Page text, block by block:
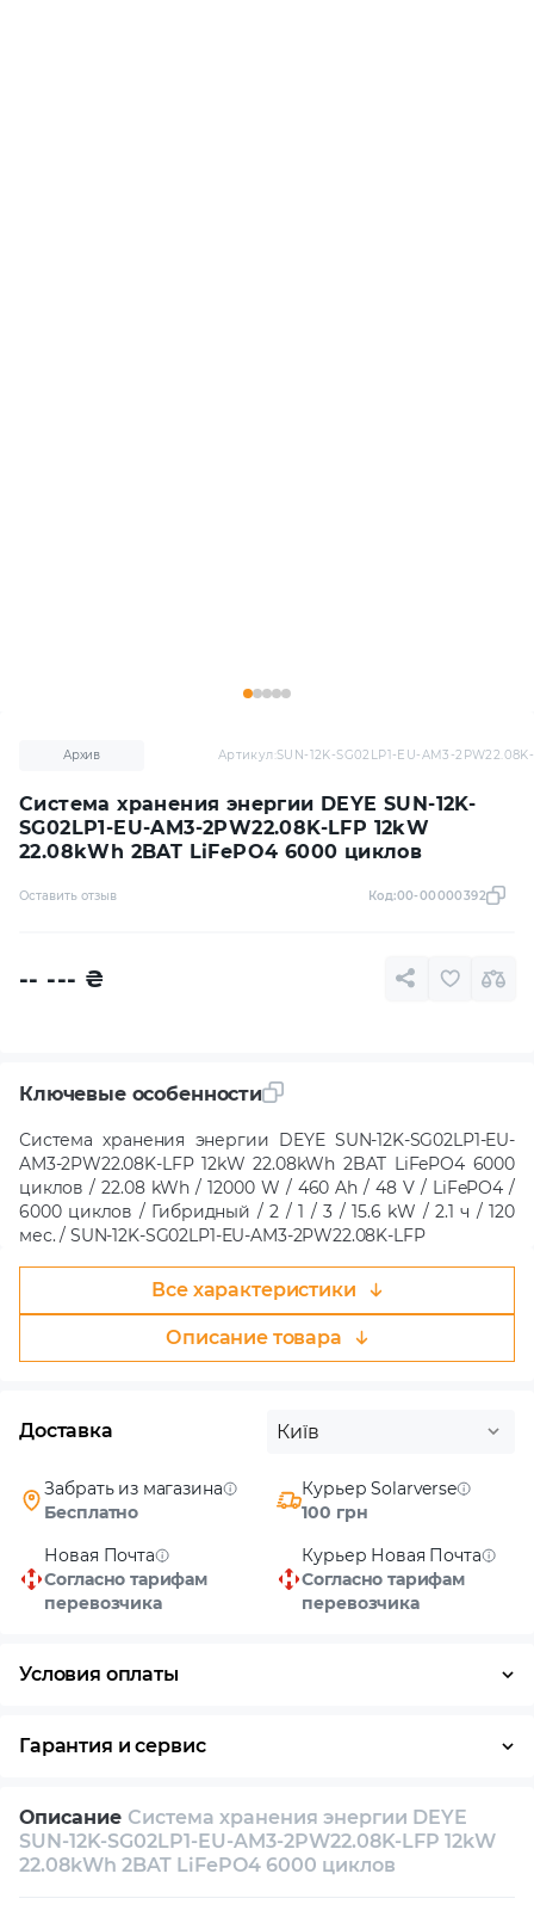
Система хранения энергии DEYE SUN-12K-
SG02LP1-EU-AM3-2PW22.08K-LFP 12kW
22.08kWh 2BAT LiFePO4 6000 циклов
Архив Артикул:SUN-12K-SG02LP1-EU-AM3-
Оставить отзыв Код:00-00000392
-- --- ₴
Ключевые особенности
Система хранения энергии DEYE SUN-12K-SG02LP1-EU-
AM3-2PW22.08K-LFP 12kW 22.08kWh 2BAT LiFePO4 6000
циклов / 22.08 kWh / 12000 W / 460 Ah / 48 V / LiFePO4 /
6000 циклов / Гибридный / 2 / 1 / 3 / 15.6 kW / 2.1 ч / 120
мес. / SUN-12K-SG02LP1-EU-AM3-2PW22.08K-LFP
Все характеристики
Описание товара
Доставка Київ
Забрать из магазина
Бесплатно
Курьер Solarverse
100 грн
Новая Почта
Согласно тарифам
перевозчика
Курьер Новая Почта
Согласно тарифам
перевозчика
Условия оплаты
Гарантия и сервис
Собственный сервисный центр
Техническая поддержка Консультация
Описание Система хранения энергии DEYE
SUN-12K-SG02LP1-EU-AM3-2PW22.08K-LFP 12kW
22.08kWh 2BAT LiFePO4 6000 циклов